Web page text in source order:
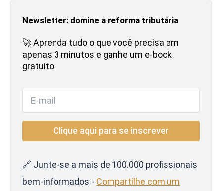
Newsletter: domine a reforma tributária
🚀 Aprenda tudo o que você precisa em
apenas 3 minutos e ganhe um e-book
gratuito
🔗 Junte-se a mais de 100.000 profissionais
bem-informados - Compartilhe com um